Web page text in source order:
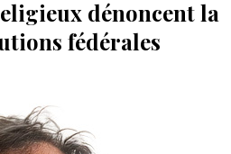
dénoncent la
fédérales